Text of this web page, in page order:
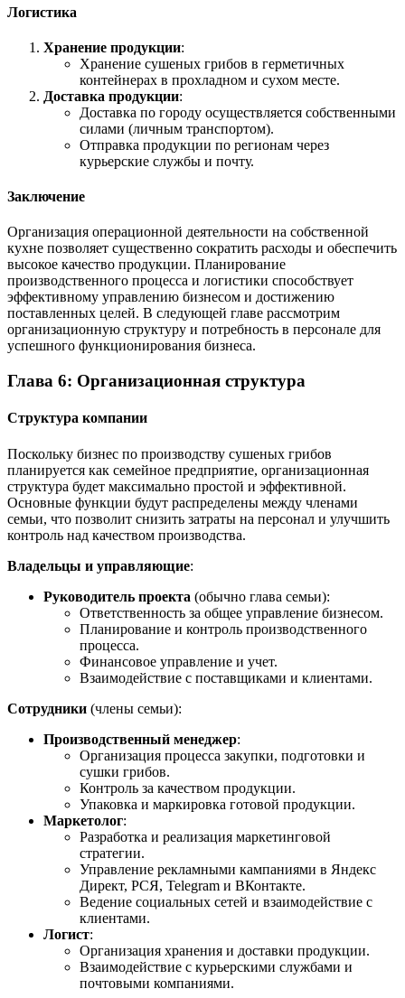
Логистика
Хранение продукции:
Хранение сушеных грибов в герметичных
контейнерах в прохладном и сухом месте.
Доставка продукции:
Доставка по городу осуществляется собственными
силами (личным транспортом).
Отправка продукции по регионам через
курьерские службы и почту.
Заключение
Организация операционной деятельности на собственной
кухне позволяет существенно сократить расходы и обеспечить
высокое качество продукции. Планирование
производственного процесса и логистики способствует
эффективному управлению бизнесом и достижению
поставленных целей. В следующей главе рассмотрим
организационную структуру и потребность в персонале для
успешного функционирования бизнеса.
Глава 6: Организационная структура
Структура компании
Поскольку бизнес по производству сушеных грибов
планируется как семейное предприятие, организационная
структура будет максимально простой и эффективной.
Основные функции будут распределены между членами
семьи, что позволит снизить затраты на персонал и улучшить
контроль над качеством производства.
Владельцы и управляющие:
Руководитель проекта (обычно глава семьи):
Ответственность за общее управление бизнесом.
Планирование и контроль производственного
процесса.
Финансовое управление и учет.
Взаимодействие с поставщиками и клиентами.
Сотрудники (члены семьи):
Производственный менеджер:
Организация процесса закупки, подготовки и
сушки грибов.
Контроль за качеством продукции.
Упаковка и маркировка готовой продукции.
Маркетолог:
Разработка и реализация маркетинговой
стратегии.
Управление рекламными кампаниями в Яндекс
Директ, РСЯ, Telegram и ВКонтакте.
Ведение социальных сетей и взаимодействие с
клиентами.
Логист:
Организация хранения и доставки продукции.
Взаимодействие с курьерскими службами и
почтовыми компаниями.